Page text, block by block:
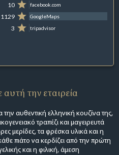
10 facebook.com
1129 GoogleMaps
3 tripadvisor
την εταιρεία
την αυθεντική ελληνική κουζίνα της,
τραπέζι και μαγειρευτά
μερίδες, τα φρέσκα υλικά και η
πιάτο να κερδίζει από την πρώτη
και η φιλική, άμεση